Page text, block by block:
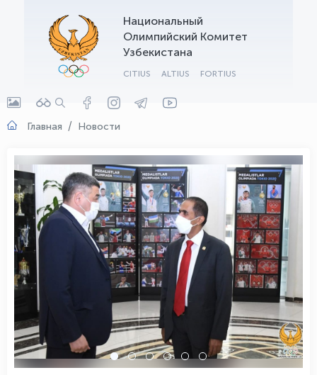
Национальный
Олимпийский Комитет
Узбекистана
CITIUS ALTIUS FORTIUS
Главная Новости
OLYMPCHIK AI - yordamchi
Онлайн · olympic.uz